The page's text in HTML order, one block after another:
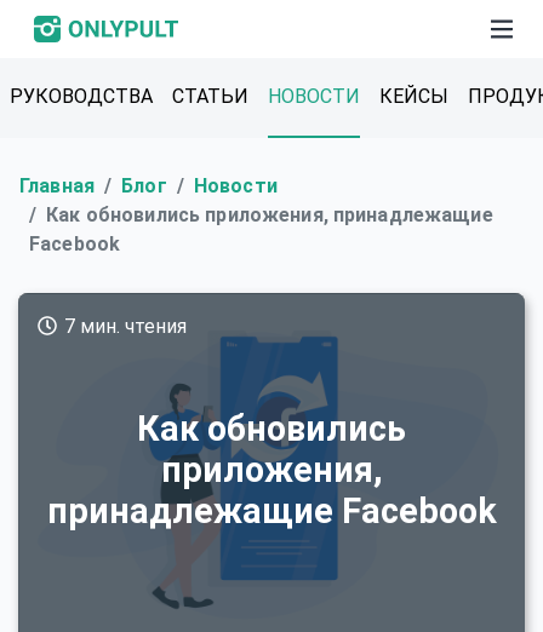
РУКОВОДСТВА СТАТЬИ НОВОСТИ КЕЙСЫ
Главная Блог
Новости
Как обновились приложения, принадлежащие
Facebook
Как обновились
приложения,
принадлежащие Facebook
7 мин. чтения